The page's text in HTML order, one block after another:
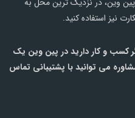
نیز استفاده کنید.
کسب و کار دارید در پین وین یک
می توانید با پشتیبانی تماس